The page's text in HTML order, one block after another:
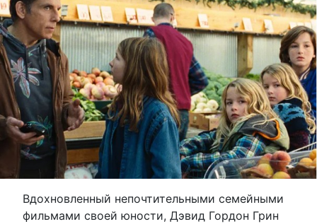
Вдохновленный непочтительными семейными
фильмами своей юности, Дэвид Гордон Грин